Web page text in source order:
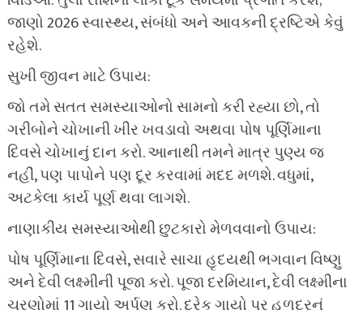
જાણો 2026 સ્વાસ્થ્ય, સંબંધો અને આવકની દ્રષ્ટિએ કેવું
રહેશે.
સુખી જીવન માટે ઉપાય:
જો તમે સતત સમસ્યાઓનો સામનો કરી રહ્યા છો, તો
ગરીબોને ચોખાની ખીર ખવડાવો અથવા પોષ પૂર્ણિમાના
દિવસે ચોખાનું દાન કરો. આનાથી તમને માત્ર પુણ્ય જ
નહીં, પણ પાપોને પણ દૂર કરવામાં મદદ મળશે. વધુમાં,
અટકેલા કાર્ય પૂર્ણ થવા લાગશે.
નાણાકીય સમસ્યાઓથી છુટકારો મેળવવાનો ઉપાય:
પોષ પૂર્ણિમાના દિવસે, સવારે સાચા હૃદયથી ભગવાન વિષ્ણુ
અને દેવી લક્ષ્મીની પૂજા કરો. પૂજા દરમિયાન, દેવી લક્ષ્મીના